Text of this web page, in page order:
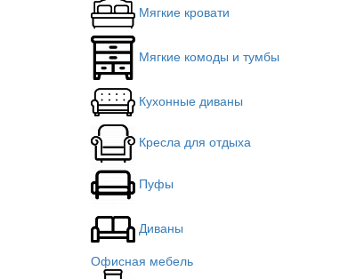
Мягкие кровати
Мягкие комоды и тумбы
Кухонные диваны
Кресла для отдыха
Пуфы
Диваны
Офисная мебель